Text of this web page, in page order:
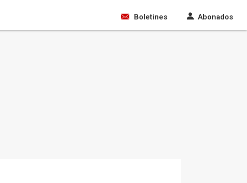
Boletines Abonados